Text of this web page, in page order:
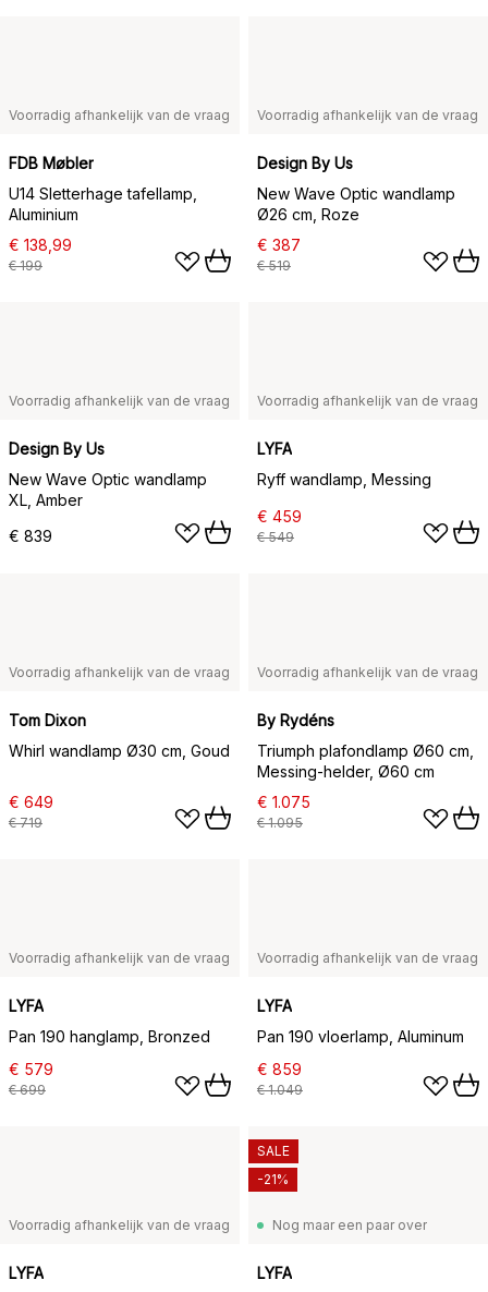
Voorradig afhankelijk van de vraag
FDB Møbler
U14 Sletterhage tafellamp,
Aluminium
€ 138,99
€ 199
Voorradig afhankelijk van de vraag
Design By Us
New Wave Optic wandlamp
Ø26 cm, Roze
€ 387
€ 519
Voorradig afhankelijk van de vraag
Design By Us
New Wave Optic wandlamp
XL, Amber
€ 839
Voorradig afhankelijk van de vraag
LYFA
Ryff wandlamp, Messing
€ 459
€ 549
Voorradig afhankelijk van de vraag
Tom Dixon
Whirl wandlamp Ø30 cm, Goud
€ 649
€ 719
Voorradig afhankelijk van de vraag
By Rydéns
Triumph plafondlamp Ø60 cm,
Messing-helder, Ø60 cm
€ 1.075
€ 1.095
Voorradig afhankelijk van de vraag
LYFA
Pan 190 hanglamp, Bronzed
€ 579
€ 699
Voorradig afhankelijk van de vraag
LYFA
Pan 190 vloerlamp, Aluminum
€ 859
€ 1.049
Voorradig afhankelijk van de vraag
LYFA
Nog maar een paar over
LYFA
SALE
-21%